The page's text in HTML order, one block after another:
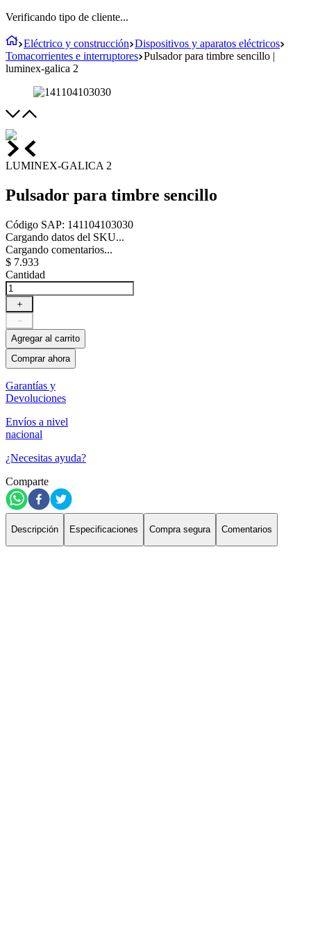
Verificando tipo de cliente...
Eléctrico y construcción Dispositivos y aparatos eléctricos
Tomacorrientes e interruptores Pulsador para timbre sencillo |
luminex-galica 2
LUMINEX-GALICA 2
Pulsador para timbre sencillo
Código SAP: 141104103030
Cargando datos del SKU...
Cargando comentarios...
$ 7.933
Cantidad
＋
－
Agregar al carrito
Comprar ahora
Garantías y
Devoluciones
Envíos a nivel
nacional
¿Necesitas ayuda?
Comparte
Descripción Especificaciones Compra segura Comentarios